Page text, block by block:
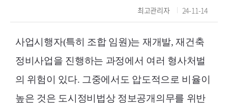
최고관리자 24-11-14
사업시행자(특히 조합 임원)는 재개발, 재건축
정비사업을 진행하는 과정에서 여러 형사처벌
의 위험이 있다. 그중에서도 압도적으로 비율이
높은 것은 도시정비법상 정보공개의무를 위반